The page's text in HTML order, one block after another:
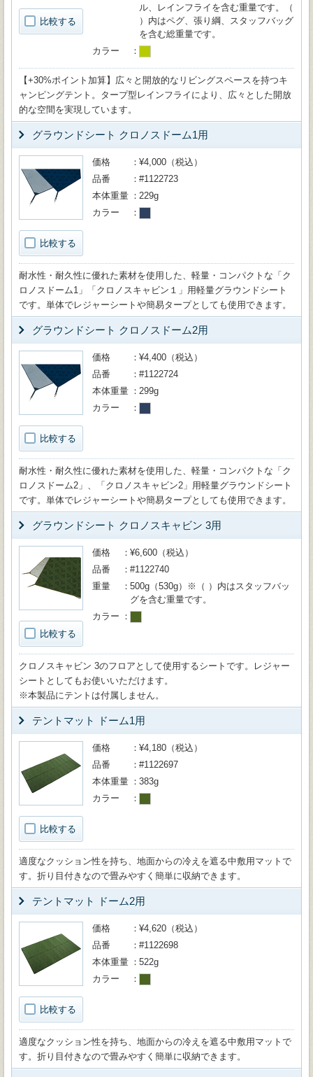
比較する
ル、レインフライを含む重量です。（
）内はペグ、張り綱、スタッフバッグ
を含む総重量です。
カラー
【+30%ポイント加算】広々と開放的なリビングスペースを持つキ
ャンピングテント。タープ型レインフライにより、広々とした開放
的な空間を実現しています。
グラウンドシート クロノスドーム1用
比較する
価格
¥4,000（税込）
品番
#1122723
本体重量
229g
カラー
耐水性・耐久性に優れた素材を使用した、軽量・コンパクトな「ク
ロノスドーム1」「クロノスキャビン１」用軽量グラウンドシート
です。単体でレジャーシートや簡易タープとしても使用できます。
グラウンドシート クロノスドーム2用
比較する
価格
¥4,400（税込）
品番
#1122724
本体重量
299g
カラー
耐水性・耐久性に優れた素材を使用した、軽量・コンパクトな「ク
ロノスドーム2」、「クロノスキャビン2」用軽量グラウンドシート
です。単体でレジャーシートや簡易タープとしても使用できます。
グラウンドシート クロノスキャビン 3用
比較する
価格
¥6,600（税込）
品番
#1122740
重量
500g（530g）※（ ）内はスタッフバッ
グを含む重量です。
カラー
クロノスキャビン 3のフロアとして使用するシートです。レジャー
シートとしてもお使いいただけます。
※本製品にテントは付属しません。
テントマット ドーム1用
比較する
価格
¥4,180（税込）
品番
#1122697
本体重量
383g
カラー
適度なクッション性を持ち、地面からの冷えを遮る中敷用マットで
す。折り目付きなので畳みやすく簡単に収納できます。
テントマット ドーム2用
比較する
価格
¥4,620（税込）
品番
#1122698
本体重量
522g
カラー
適度なクッション性を持ち、地面からの冷えを遮る中敷用マットで
す。折り目付きなので畳みやすく簡単に収納できます。